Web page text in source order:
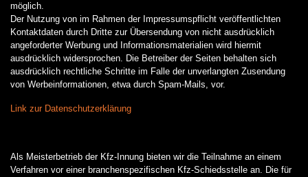
möglich.
Der Nutzung von im Rahmen der Impressumspflicht veröffentlichten
Kontaktdaten durch Dritte zur Übersendung von nicht ausdrücklich
angeforderter Werbung und Informationsmaterialien wird hiermit
ausdrücklich widersprochen. Die Betreiber der Seiten behalten sich
ausdrücklich rechtliche Schritte im Falle der unverlangten Zusendung
von Werbeinformationen, etwa durch Spam-Mails, vor.
Link zur Datenschutzerklärung
Als Meisterbetrieb der Kfz-Innung bieten wir die Teilnahme an einem
Verfahren vor einer branchenspezifischen Kfz-Schiedsstelle an. Die für